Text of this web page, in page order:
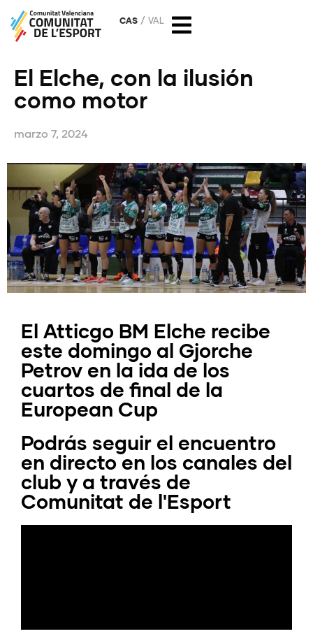
CAS VAL
El Elche, con la ilusión
como motor
marzo 7, 2024
El Atticgo BM Elche recibe
este domingo al Gjorche
Petrov en la ida de los
cuartos de final de la
European Cup
Podrás seguir el encuentro
en directo en los canales del
club y a través de
Comunitat de l'Esport